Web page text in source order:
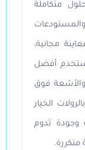
متكاملة
والمستودعات
مجانية،
أفضل
والأشعة فوق
الخيار
وجودة تدوم
متكررة.